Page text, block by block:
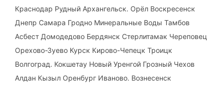
Краснодар Рудный Архангельск. Орёл Воскресенск
Днепр Самара Гродно Минеральные Воды Тамбов
Асбест Домодедово Бердянск Стерлитамак Череповец
Орехово-Зуево Курск Кирово-Чепецк Троицк
Волгоград. Кокшетау Новый Уренгой Грозный Чехов
Алдан Кызыл Оренбург Иваново. Вознесенск